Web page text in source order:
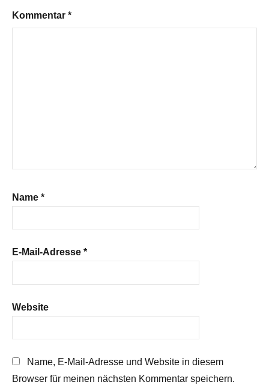
Kommentar *
Name *
E-Mail-Adresse *
Website
Name, E-Mail-Adresse und Website in diesem
Browser für meinen nächsten Kommentar speichern.